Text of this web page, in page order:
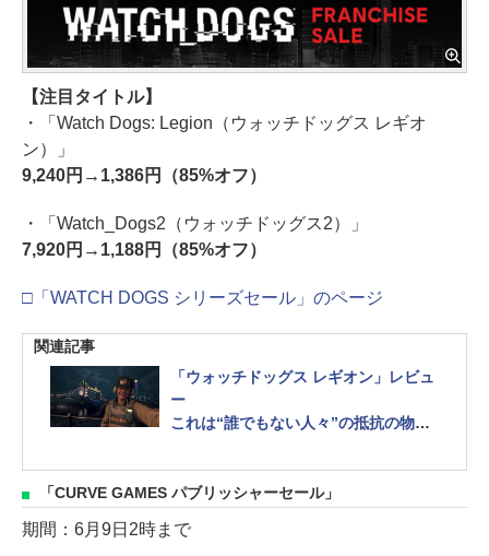
【注目タイトル】
・「Watch Dogs: Legion（ウォッチドッグス レギオ
ン）」
9,240円→1,386円（85%オフ）
・「Watch_Dogs2（ウォッチドッグス2）」
7,920円→1,188円（85%オフ）
□「WATCH DOGS シリーズセール」のページ
関連記事
「ウォッチドッグス レギオン」レビュ
ー
これは“誰でもない人々”の抵抗の物
悪を打ち倒す！
ウォッチドッグス レギオン
「CURVE GAMES パブリッシャーセール」
期間：6月9日2時まで